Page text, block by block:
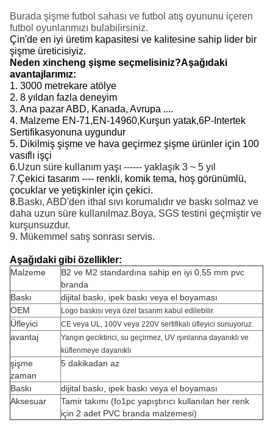
Burada şişme futbol sahası ve futbol atış oyununu içeren
futbol oyunlarımızı bulabilirsiniz.
Çin'de en iyi üretim kapasitesi ve kalitesine sahip lider bir
şişme üreticisiyiz.
Neden xincheng şişme seçmelisiniz?Aşağıdaki
avantajlarımız:
1. 3000 metrekare atölye
2. 8 yıldan fazla deneyim
3. Ana pazar ABD, Kanada, Avrupa ....
4. Malzeme EN-71,EN-14960,Kurşun yatak,6P-Intertek
Sertifikasyonuna uygundur
5. Dikilmiş şişme ve hava geçirmez şişme ürünler için 100
vasıflı işçi
6.Uzun süre kullanım yaşı ------ yaklaşık 3 ~ 5 yıl
7.Çekici tasarım ---- renkli, komik tema, hoş görünümlü,
çocuklar ve yetişkinler için çekici.
8.Baskı, ABD'den ithal sıvı korumalıdır ve baskı solmaz ve
daha uzun süre kullanılmaz.Boya, SGS testini geçmiştir ve
kurşunsuzdur.
9. Mükemmel satış sonrası servis.
Aşağıdaki gibi özellikler:
Malzeme
B2 ve M2 standardına sahip en iyi 0,55 mm pvc
branda
Baskı
dijital baskı, ipek baskı veya el boyaması
OEM
Logo baskısı veya özel tasarım kabul edilebilir.
Üfleyici CE veya UL, 100V veya 220V sertifikalı üfleyici sunuyoruz.
avantaj
Yangın geciktirici, su geçirmez, UV ışınlarına dayanıklı ve
küflenmeye dayanıklı
şişme
zaman
5 dakikadan az
Baskı
dijital baskı, ipek baskı veya el boyaması
Aksesuar
Tamir takımı (fo1pc yapıştırıcı kullanılan her renk
için 2 adet PVC branda malzemesi)